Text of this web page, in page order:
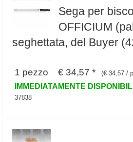
Sega per
OFFICIUM
seghettata, del Buyer
1 pezzo € 34,57 * (€ 34,57 /
IMMEDIATAMENTE
37838